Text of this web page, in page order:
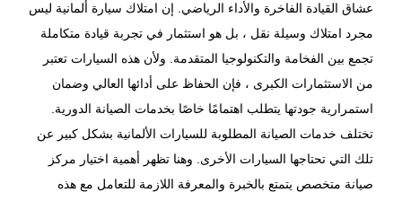
عشاق القيادة الفاخرة والأداء الرياضي. إن امتلاك سيارة ألمانية ليس
مجرد امتلاك وسيلة نقل ، بل هو استثمار في تجربة قيادة متكاملة
تجمع بين الفخامة والتكنولوجيا المتقدمة. ولأن هذه السيارات تعتبر
من الاستثمارات الكبرى ، فإن الحفاظ على أدائها العالي وضمان
استمرارية جودتها يتطلب اهتمامًا خاصًا بخدمات الصيانة الدورية.
تختلف خدمات الصيانة المطلوبة للسيارات الألمانية بشكل كبير عن
تلك التي تحتاجها السيارات الأخرى. وهنا تظهر أهمية اختيار مركز
صيانة متخصص يتمتع بالخبرة والمعرفة اللازمة للتعامل مع هذه